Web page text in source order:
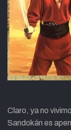
Claro, ya no
Sandokán es